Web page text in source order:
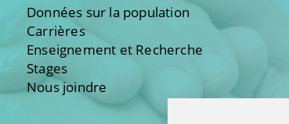
Données sur la population
Carrières
Enseignement et Recherche
Stages
Nous joindre